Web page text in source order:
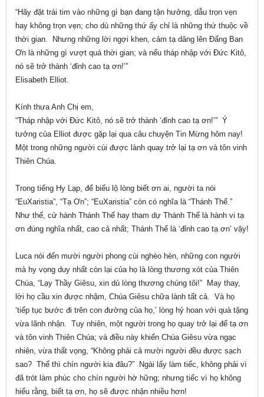
“Hãy đặt trái tim vào những gì bạn đang tận hưởng, dẫu trọn vẹn
hay không trọn vẹn; cho dù những thứ ấy chỉ là những thứ thuộc về
thời gian. Nhưng những lời ngợi khen, cảm tạ dâng lên Đấng Ban
Ơn là những gì vượt quá thời gian; và nếu tháp nhập với Đức Kitô,
nó sẽ trở thành ‘đỉnh cao tạ ơn!’”
Elisabeth Elliot.
Kính thưa Anh Chị em,
“Tháp nhập với Đức Kitô, nó sẽ trở thành ‘đỉnh cao tạ ơn!’” Ý
tưởng của Elliot được gặp lại qua câu chuyện Tin Mừng hôm nay!
Một trong những người cùi được lành quay trở lại tạ ơn và tôn vinh
Thiên Chúa.
Trong tiếng Hy Lạp, để biểu lộ lòng biết ơn ai, người ta nói
“EuXaristia”, “Tạ Ơn”; “EuXaristia” còn có nghĩa là “Thánh Thể.”
Như thế, cử hành Thánh Thể hay tham dự Thánh Thể là hành vi tạ
ơn đúng nghĩa nhất, cao cả nhất; Thánh Thể là ‘đỉnh cao tạ ơn’ vậy!
Luca nói đến mười người phong cùi nghèo hèn, những con người
mà hy vọng duy nhất còn lại của họ là lòng thương xót của Thiên
Chúa, “Lạy Thầy Giêsu, xin dủ lòng thương chúng tôi!” May thay,
lời họ cầu xin được nhậm, Chúa Giêsu chữa lành tất cả. Và họ
‘tiếp tục bước đi trên con đường của họ,’ lòng hỷ hoan với quà tặng
vừa lãnh nhận. Tuy nhiên, một người trong họ quay trở lại để tạ ơn
và tôn vinh Thiên Chúa; và điều này khiến Chúa Giêsu vừa ngạc
nhiên, vừa thất vọng, “Không phải cả mười người đều được sạch
sao? Thế thì chín người kia đâu?” Ngài lấy làm tiếc, không phải vì
đã trót làm phúc cho chín người hờ hững; nhưng tiếc vì họ không
hiểu rằng, biết tạ ơn, họ sẽ được nhận nhiều hơn!